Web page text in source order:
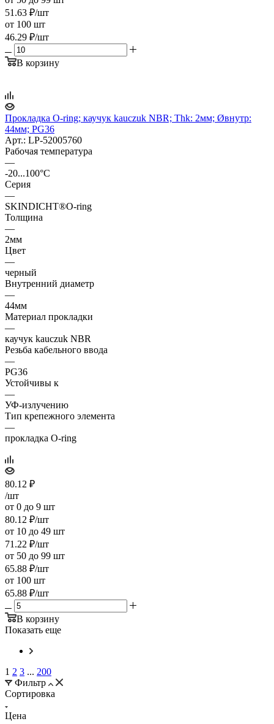
51.63 ₽/шт
от 100 шт
46.29 ₽/шт
В корзину
Прокладка O-ring; каучук kauczuk NBR; Thk: 2мм; Øвнутр:
44мм; PG36
Арт.: LP-52005760
Рабочая температура
—
-20...100°C
Серия
—
SKINDICHT®O-ring
Толщина
—
2мм
Цвет
—
черный
Внутренний диаметр
—
44мм
Материал прокладки
—
каучук kauczuk NBR
Резьба кабельного ввода
—
PG36
Устойчивы к
—
УФ-излучению
Тип крепежного элемента
—
прокладка O-ring
80.12 ₽
/шт
от 0 до 9 шт
80.12 ₽/шт
от 10 до 49 шт
71.22 ₽/шт
от 50 до 99 шт
65.88 ₽/шт
от 100 шт
65.88 ₽/шт
В корзину
Показать еще
1 2 3 ... 200
Фильтр
Сортировка
Цена